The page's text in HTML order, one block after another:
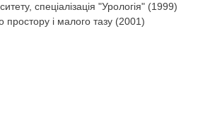
спеціалізація "Урологія" (1999)
простору і малого тазу (2001)